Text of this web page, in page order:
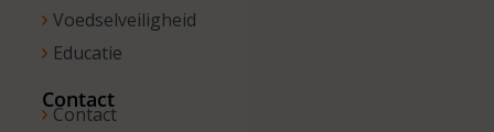
Voedselveiligheid
Educatie
Contact
Contact